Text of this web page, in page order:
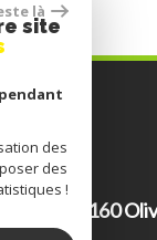
BELOT 45160
là
site
des
des
!